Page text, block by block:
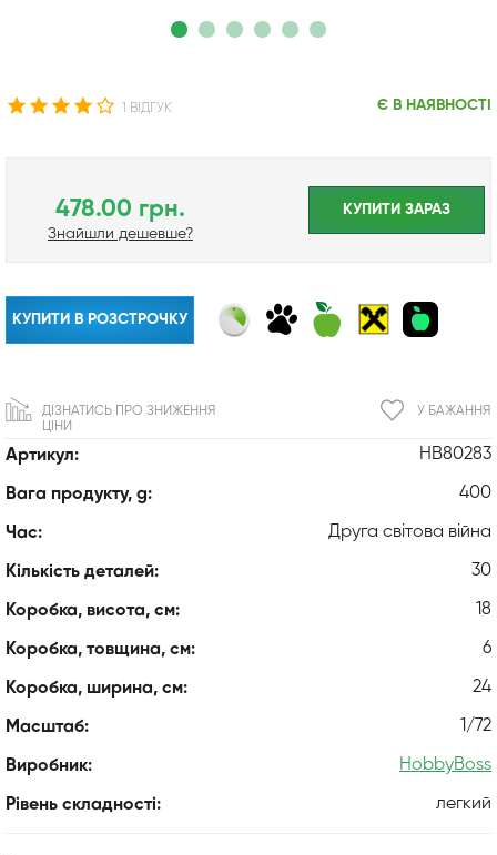
1 ВІДГУК Є В НАЯВНОСТІ
Артикул: HB80283
Вага продукту, g: 400
Час: Друга світова війна
Кількість деталей: 30
Коробка, висота, см: 18
Коробка, товщина, см: 6
Коробка, ширина, см: 24
Масштаб: 1/72
Виробник: HobbyBoss
Рівень складності: легкий
478.00 грн.
Знайшли дешевше?
КУПИТИ ЗАРАЗ
КУПИТИ В РОЗСТРОЧКУ
У БАЖАННЯ
ДІЗНАТИСЬ ПРО ЗНИЖЕННЯ
ЦІНИ